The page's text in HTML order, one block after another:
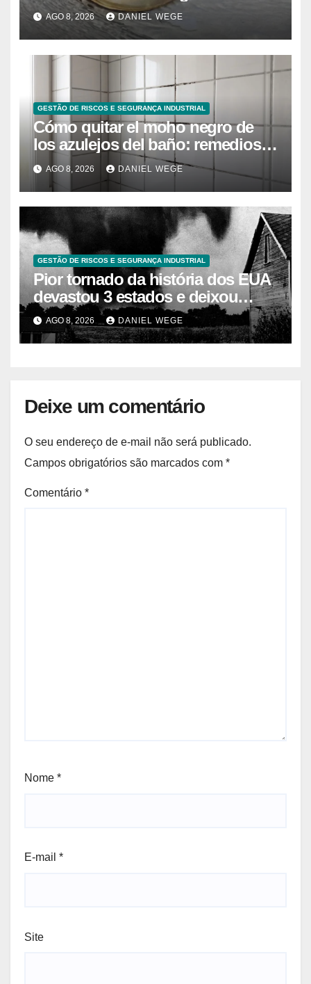
caranguejo-ferradura em testes
farmacêuticos
AGO 8, 2026 DANIEL WEGE
GESTÃO DE RISCOS E SEGURANÇA INDUSTRIAL
Cómo quitar el moho negro de
los azulejos del baño: remedios
caseros efectivos
AGO 8, 2026 DANIEL WEGE
GESTÃO DE RISCOS E SEGURANÇA INDUSTRIAL
Pior tornado da história dos EUA
devastou 3 estados e deixou
centenas de mortos
AGO 8, 2026 DANIEL WEGE
Deixe um comentário
O seu endereço de e-mail não será publicado.
Campos obrigatórios são marcados com *
Comentário *
Nome *
E-mail *
Site